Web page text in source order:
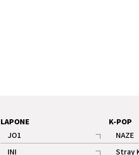
LAPONE
JO1
記事
INI
K-POP
NAZE
記事
Stray